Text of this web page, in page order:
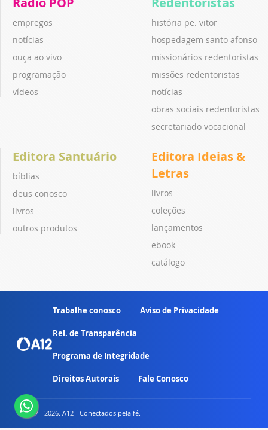
empregos
notícias
ouça ao vivo
programação
vídeos
história pe. vitor
hospedagem santo afonso
missionários redentoristas
missões redentoristas
notícias
obras sociais redentoristas
secretariado vocacional
Editora Santuário
bíblias
deus conosco
livros
outros produtos
Editora Ideias &
Letras
livros
coleções
lançamentos
ebook
catálogo
Trabalhe conosco Aviso de Privacidade
Rel. de Transparência
Programa de Integridade
Direitos Autorais Fale Conosco
© 2007 - 2026. A12 - Conectados pela fé.